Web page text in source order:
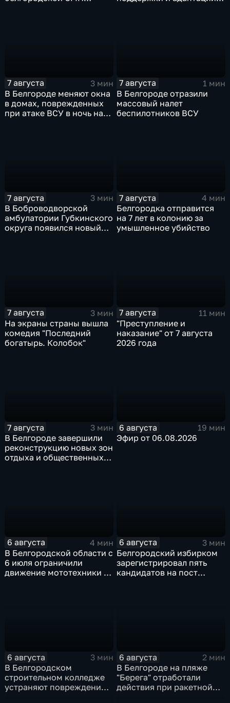
7 августа
3 мин
В Белгороде меняют окна
в домах, поврежденных
при атаке ВСУ в ночь на
7 августа
1 мин
В Белгороде отразили
массовый налет
беспилотников ВСУ
7 августа
3 мин
В Боброводворской
амбулатории Губкинского
округа появился новый
7 августа
4 мин
Белгородка отправится
на 7 лет в колонию за
умышленное убийство
7 августа
3 мин
На экраны страны вышла
комедия "Последний
богатырь. Колобок"
7 августа
11 мин
"Преступление и
наказание" от 7 августа
2026 года
7 августа
3 мин
В Белгороде завершили
реконструкцию новых зон
отдыха и общественных
6 августа
19 мин
Эфир от 06.08.2026
6 августа
4 мин
В Белгородской области с
6 июля ограничили
движение мототехники в
6 августа
3 мин
Белгородский избирком
зарегистрировал пять
кандидатов на пост
6 августа
3 мин
В Белгородском
строительном колледже
устраняют повреждения
6 августа
2 мин
В Белгороде на пляже
"Берега" отработали
действия при ракетной